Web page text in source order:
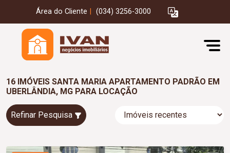
Área do Cliente (034) 3256-3000
16 IMÓVEIS SANTA MARIA APARTAMENTO PADRÃO EM
UBERLÂNDIA, MG PARA LOCAÇÃO
Refinar Pesquisa